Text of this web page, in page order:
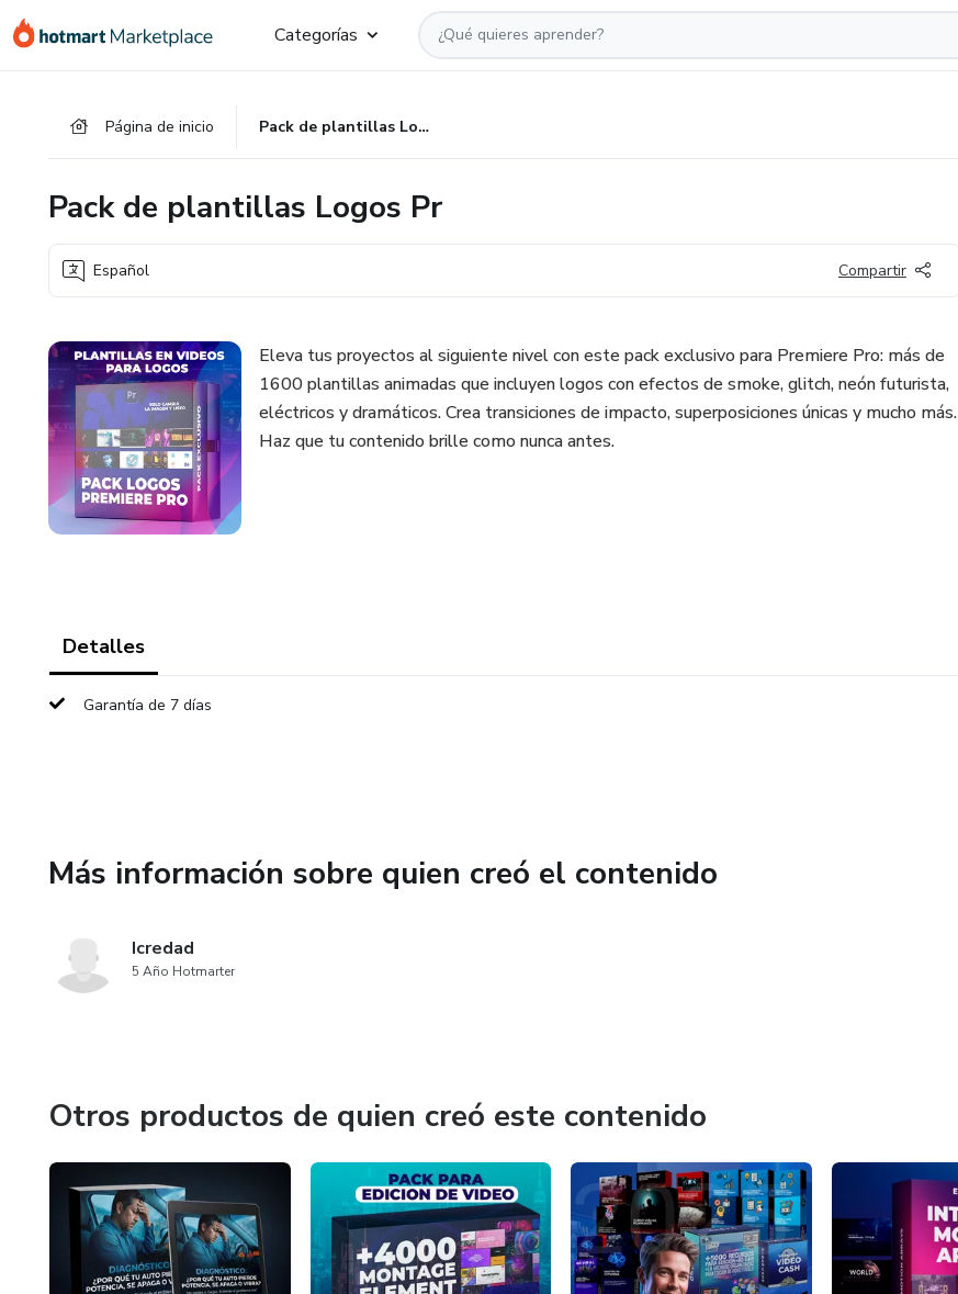
Categorías
Página de inicio Pack de plantillas Logos Pr
Pack de plantillas Logos Pr
Español Compartir
Eleva tus proyectos al siguiente nivel con este pack exclusivo para Premiere Pro: más de
1600 plantillas animadas que incluyen logos con efectos de smoke, glitch, neón futurista,
eléctricos y dramáticos. Crea transiciones de impacto, superposiciones únicas y mucho más.
Haz que tu contenido brille como nunca antes.
Detalles
Garantía de 7 días
Más información sobre quien creó el contenido
Icredad
5 Año Hotmarter
Otros productos de quien creó este contenido